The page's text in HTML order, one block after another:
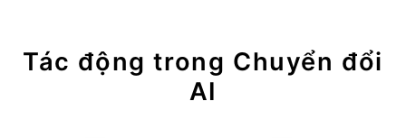
Tác động trong Chuyển đổi
AI